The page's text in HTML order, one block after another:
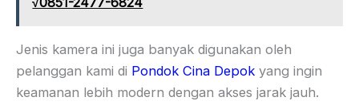
Jenis kamera ini juga banyak digunakan oleh
pelanggan kami di Pondok Cina Depok yang ingin
keamanan lebih modern dengan akses jarak jauh.